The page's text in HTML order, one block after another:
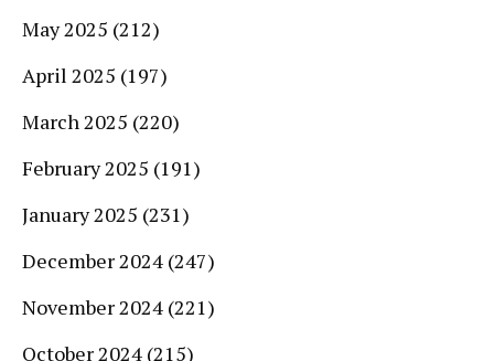
May 2025 (212)
April 2025 (197)
March 2025 (220)
February 2025 (191)
January 2025 (231)
December 2024 (247)
November 2024 (221)
October 2024 (215)